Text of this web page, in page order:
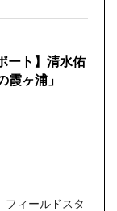
ート】清水佑
霞ヶ浦」
フィールドスタ